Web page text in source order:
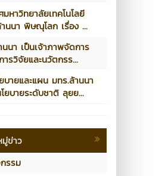
มหาวิทยาลัยเทคโนโลยี
นนา พิษณุโลก เรื่อง ...
นนา เป็นเจ้าภาพจัดการ
ารวิจัยและนวัตกรร...
บายและแผน มทร.ล้านนา
ยบายระดับชาติ ลุยย...
ข่าว
รรม